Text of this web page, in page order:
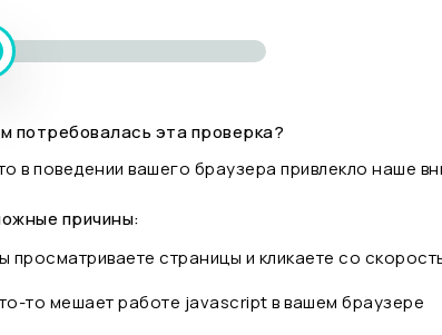
потребовалась эта проверка?
в поведении вашего браузера привлекло наше
причины:
просматриваете страницы и кликаете со
то мешает работе javascript в вашем браузере